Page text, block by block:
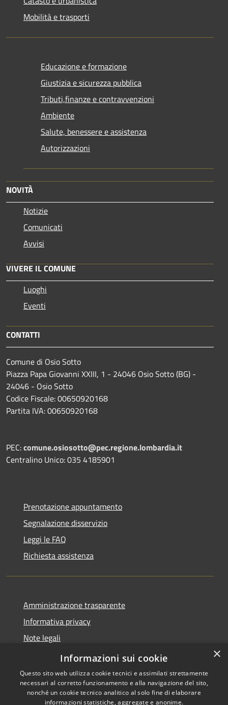
Mobilità e trasporti
Educazione e formazione
Giustizia e sicurezza pubblica
Tributi,finanze e contravvenzioni
Ambiente
Salute, benessere e assistenza
Autorizzazioni
NOVITÀ
Notizie
Comunicati
Avvisi
VIVERE IL COMUNE
Luoghi
Eventi
CONTATTI
Comune di Osio Sotto
Piazza Papa Giovanni XXIII, 1 - 24046 Osio Sotto (BG) -
24046 - Osio Sotto
Codice Fiscale: 00650920168
Partita IVA: 00650920168
PEC:comune.osiosotto@pec.regione.lombardia.it
Centralino Unico: 035 4185901
Prenotazione appuntamento
Segnalazione disservizio
Leggi le FAQ
Richiesta assistenza
Amministrazione trasparente
Informativa privacy
Note legali
Dichiarazione di accessibilità 2025
×
Informazioni sui cookie
Questo sito web utilizza cookie tecnici e assimilati strettamente
necessari al corretto funzionamento e alla navigazione del sito,
nonché un cookie tecnico analitico al solo fine di elaborare
informazioni statistiche, aggregate e anonime.